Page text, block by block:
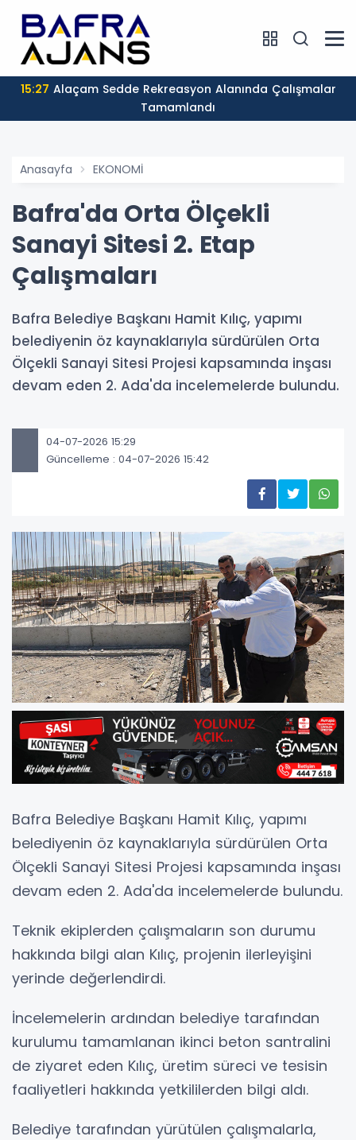
15:27
Tamamlandı
Anasayfa EKONOMİ
Bafra'da Orta Ölçekli
Sanayi Sitesi 2. Etap
Çalışmaları
Bafra Belediye Başkanı Hamit Kılıç, yapımı
belediyenin öz kaynaklarıyla sürdürülen Orta
Ölçekli Sanayi Sitesi Projesi kapsamında inşası
devam eden 2. Ada'da incelemelerde bulundu.
04-07-2026 15:29
Güncelleme : 04-07-2026 15:42
Bafra Belediye Başkanı Hamit Kılıç, yapımı
belediyenin öz kaynaklarıyla sürdürülen Orta
Ölçekli Sanayi Sitesi Projesi kapsamında inşası
devam eden 2. Ada'da incelemelerde bulundu.
Teknik ekiplerden çalışmaların son durumu
hakkında bilgi alan Kılıç, projenin ilerleyişini
yerinde değerlendirdi.
İncelemelerin ardından belediye tarafından
kurulumu tamamlanan ikinci beton santralini
de ziyaret eden Kılıç, üretim süreci ve tesisin
faaliyetleri hakkında yetkililerden bilgi aldı.
Belediye tarafından yürütülen çalışmalarla,